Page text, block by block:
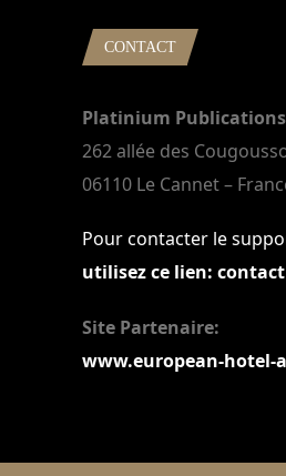
CONTACT
Platinium Publications
262 allée des
06110 Le Cannet –
Pour contacter le
utilisez ce lien: contact
Site Partenaire:
www.european-hotel-